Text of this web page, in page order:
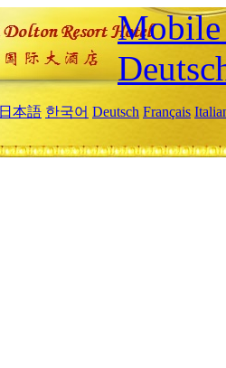
Mobile
日本語 한국어 Deutsch Français